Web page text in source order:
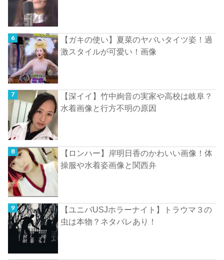
【ガキの使い】夏菜のヤバいタイツ姿！過
激スタイルが可愛い！画像
【深イイ】竹中絢音の実家や高校は岐阜？
水着画像と行方不明の原因
【ロンハー】岸明日香のかわいい画像！体
操服や水着姿画像と関西弁
【ユニバUSJホラーナイト】トラウマ３の
虫は本物？ネタバレあり！